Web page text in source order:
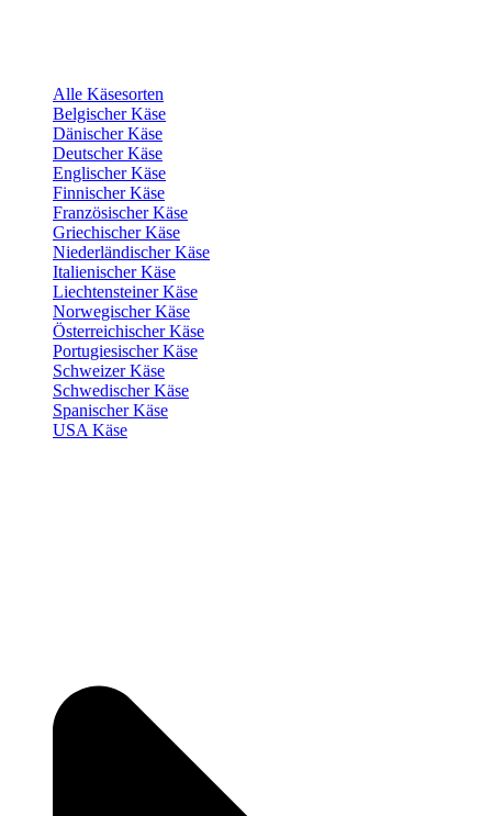
Alle Käsesorten
Belgischer Käse
Dänischer Käse
Deutscher Käse
Englischer Käse
Finnischer Käse
Französischer Käse
Griechischer Käse
Niederländischer Käse
Italienischer Käse
Liechtensteiner Käse
Norwegischer Käse
Österreichischer Käse
Portugiesischer Käse
Schweizer Käse
Schwedischer Käse
Spanischer Käse
USA Käse